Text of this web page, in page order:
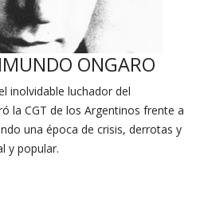
ONGARO
inolvidable luchador del
la CGT de los Argentinos frente a
una época de crisis, derrotas y
y popular.